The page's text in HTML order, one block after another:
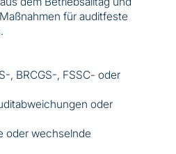
für auditfeste
, BRCGS-, FSSC- oder
oder
oder wechselnde